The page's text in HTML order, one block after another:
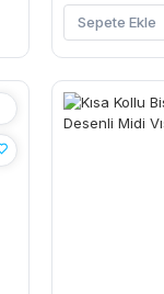
Sepete Ekle